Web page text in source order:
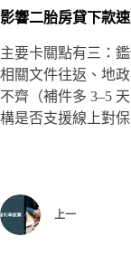
影響二胎房貸下款
主要卡關點有三：
相關文件往返、地
不齊（補件多 3–5
構是否支援線上對保
上一